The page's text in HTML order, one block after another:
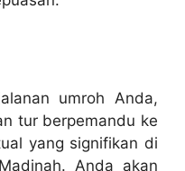
umroh Anda,
tur berpemandu ke
yang signifikan di
Anda akan